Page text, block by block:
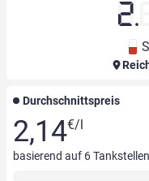
Durchschnittspreis
2,14€/l
basierend auf 6Tankstellen